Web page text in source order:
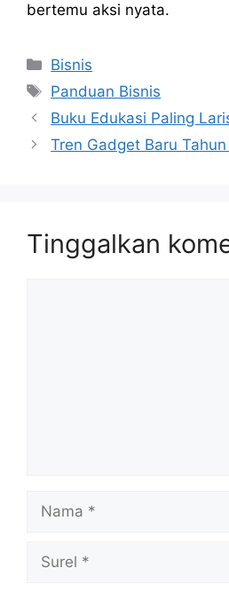
bertemu aksi nyata.
Kategori
Bisnis
Tag
Panduan Bisnis
Buku Edukasi Paling
Tren Gadget Baru
Tinggalkan
Nama
Surel